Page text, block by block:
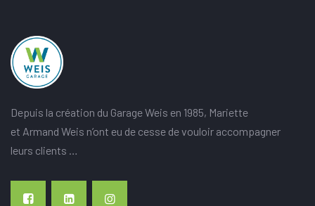
Depuis la création du Garage Weis en 1985, Mariette
et Armand Weis n’ont eu de cesse de vouloir accompagner
leurs clients …